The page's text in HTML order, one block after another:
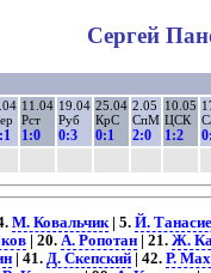
Сергей
11.04
Рст
1:0
19.04
Руб
0:3
25.04
КрС
0:1
2.05
СпМ
2:0
10.05
ЦСК
1:2
М. Ковальчик| 5. Й.
| 20. А. Ропотан| 21. Ж.
| 41. Д. Скепский| 42. Р.